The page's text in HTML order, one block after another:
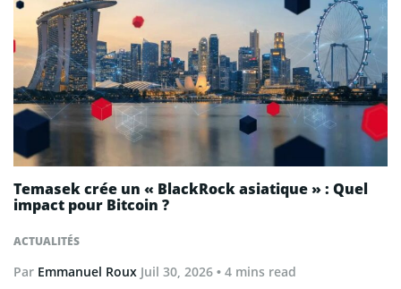
ACTUALITÉS
Temasek crée un « BlackRock asiatique » : Quel
impact pour Bitcoin ?
Par Emmanuel Roux Juil 30, 2026 • 4 mins read